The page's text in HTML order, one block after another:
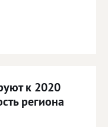
к 2020
региона